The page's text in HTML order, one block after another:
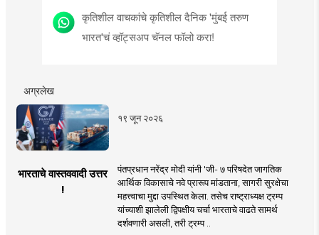
कृतिशील वाचकांचे कृतिशील दैनिक 'मुंबई तरुण
भारत'चं व्हॉट्सअप चॅनल फॉलो करा!
अग्रलेख
१९ जून २०२६
भारताचे वास्तववादी उत्तर
!
पंतप्रधान नरेंद्र मोदी यांनी 'जी- ७ परिषदेत जागतिक
आर्थिक विकासाचे नवे प्रारूप मांडताना, सागरी सुरक्षेचा
महत्त्वाचा मुद्दा उपस्थित केला. तसेच राष्ट्राध्यक्ष ट्रम्प
यांच्याशी झालेली द्विपक्षीय चर्चा भारताचे वाढते सामर्थ
दर्शवणारी असली, तरी ट्रम्प ..